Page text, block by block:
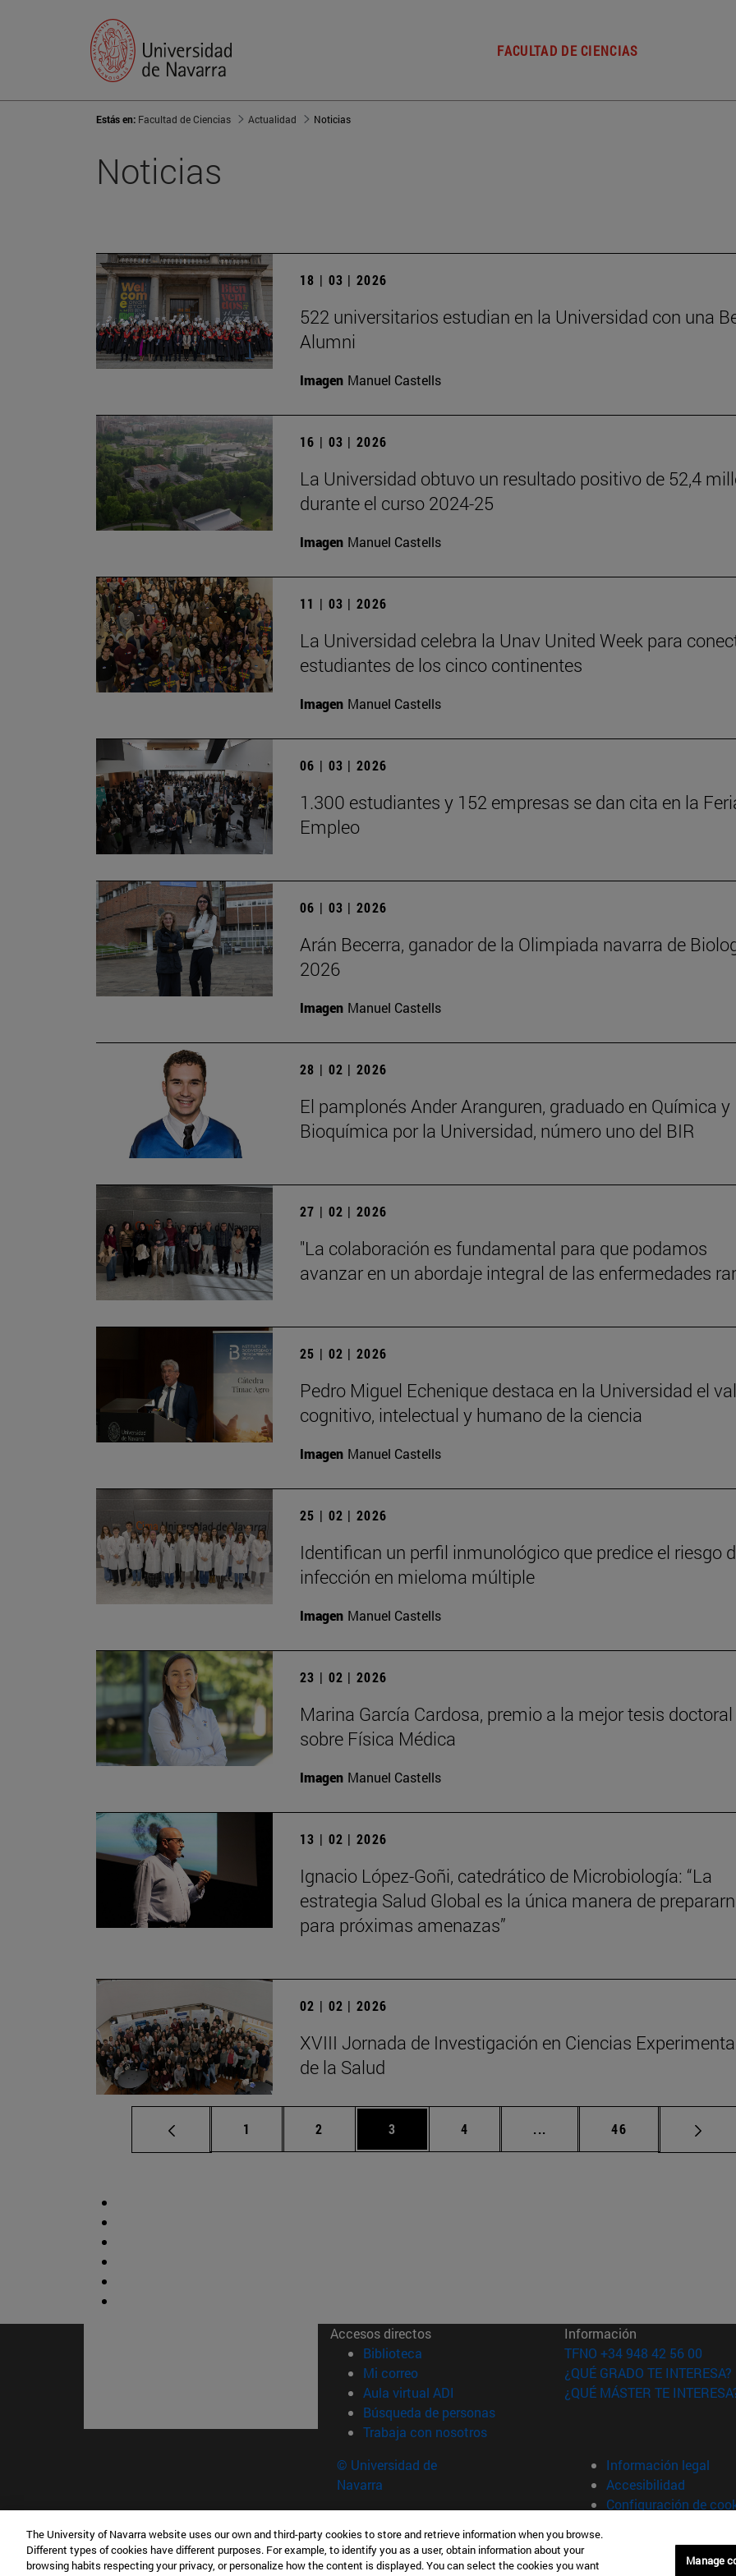
FACULTAD DE CIENCIAS
Estás en: Facultad de Ciencias Actualidad Noticias
Noticias
18 | 03 | 2026
522 universitarios estudian en la Universidad con una
Alumni
Imagen Manuel Castells
16 | 03 | 2026
La Universidad obtuvo un resultado positivo de 52,4
durante el curso 2024-25
Imagen Manuel Castells
11 | 03 | 2026
La Universidad celebra la Unav United Week para
estudiantes de los cinco continentes
Imagen Manuel Castells
06 | 03 | 2026
1.300 estudiantes y 152 empresas se dan cita en la
Empleo
06 | 03 | 2026
Arán Becerra, ganador de la Olimpiada navarra de
2026
Imagen Manuel Castells
28 | 02 | 2026
El pamplonés Ander Aranguren, graduado en Química y
Bioquímica por la Universidad, número uno del BIR
27 | 02 | 2026
"La colaboración es fundamental para que podamos
avanzar en un abordaje integral de las enfermedades
25 | 02 | 2026
Pedro Miguel Echenique destaca en la Universidad el
cognitivo, intelectual y humano de la ciencia
Imagen Manuel Castells
25 | 02 | 2026
Identifican un perfil inmunológico que predice el riesgo
infección en mieloma múltiple
Imagen Manuel Castells
23 | 02 | 2026
Marina García Cardosa, premio a la mejor tesis doctoral
sobre Física Médica
Imagen Manuel Castells
13 | 02 | 2026
Ignacio López-Goñi, catedrático de Microbiología: “La
estrategia Salud Global es la única manera de
para próximas amenazas”
02 | 02 | 2026
XVIII Jornada de Investigación en Ciencias
de la Salud
Página
1 Página
2 Página
3 Página
4 ... Páginas intermedias Use TAB
Página
46
Accesos directos
Biblioteca (abre en nueva ventana)
Mi correo(abre en nueva ventana)
Aula virtual ADI (abre en nueva ventana)
Búsqueda de personas(abre en nueva ventana)
Trabaja con nosotros(abre en nueva ventana)
Información
TFNO +34 948 42 56 00
¿QUÉ GRADO TE INTERESA?
¿QUÉ MÁSTER TE
© Universidad de
Navarra
Información legal
Accesibilidad
Configuración de
Facultad de Ciencias
C/ Irunlarrea, 1 31008 Pamplona España
The University of Navarra website uses our own and third-party cookies to store and retrieve information when you browse.
Different types of cookies have different purposes. For example, to identify you as a user, obtain information about your
browsing habits respecting your privacy, or personalize how the content is displayed. You can select the cookies you want
Manage